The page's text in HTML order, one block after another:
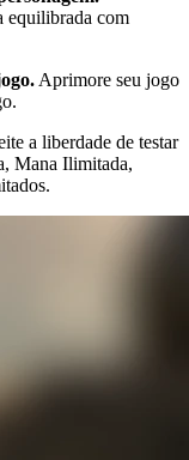
equilibrada com
Aprimore seu jogo
a liberdade de testar
Mana Ilimitada,